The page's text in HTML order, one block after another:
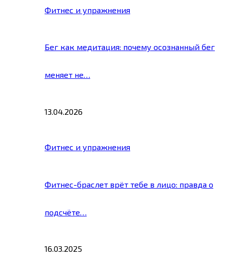
Фитнес и упражнения
Бег как медитация: почему осознанный бег
меняет не…
13.04.2026
Фитнес и упражнения
Фитнес-браслет врёт тебе в лицо: правда о
подсчёте…
16.03.2025